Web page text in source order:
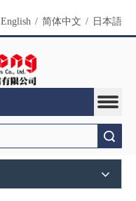
English / 简体中文 / 日本語